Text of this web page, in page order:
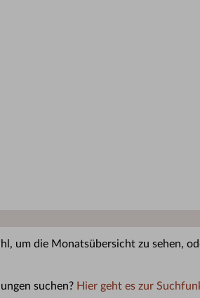
um die Monatsübersicht zu sehen,
suchen? Hier geht es zur